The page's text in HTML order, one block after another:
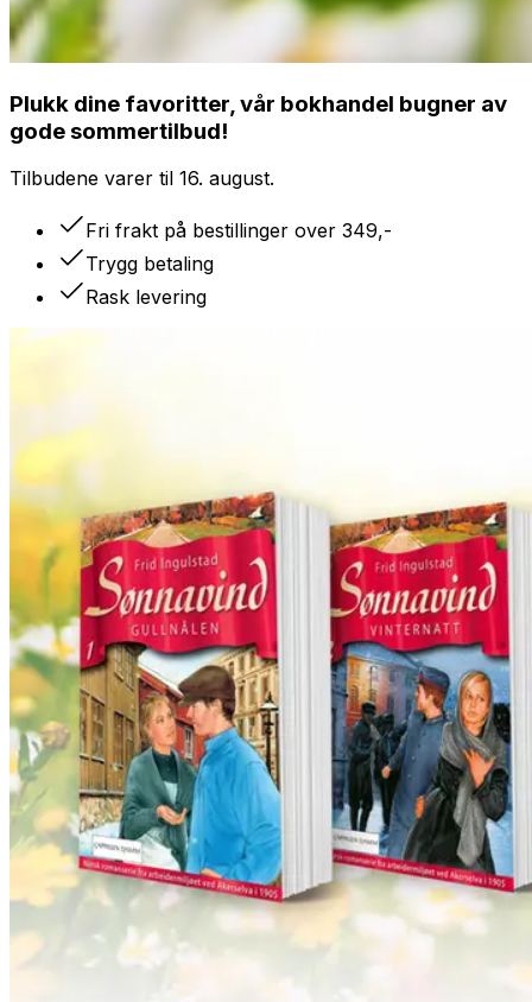
Plukk dine favoritter, vår bokhandel bugner av
gode sommertilbud!
Tilbudene varer til 16. august.
Fri frakt på bestillinger over 349,-
Trygg betaling
Rask levering